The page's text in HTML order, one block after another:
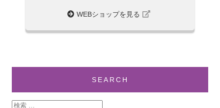
WEBショップを見る
SEARCH